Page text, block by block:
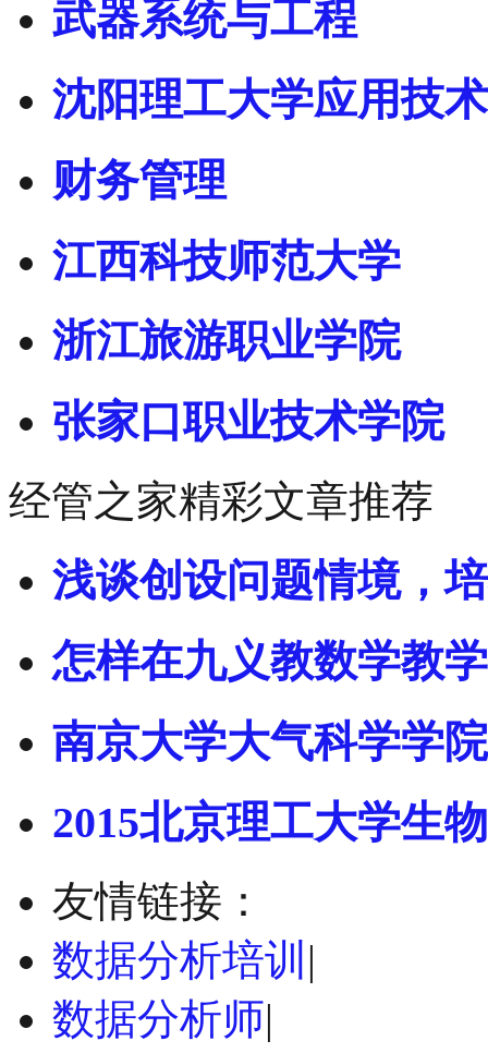
武器系统与工程
沈阳理工大学应用技
财务管理
江西科技师范大学
浙江旅游职业学院
张家口职业技术学院
经管之家精彩文章推荐
浅谈创设问题情境，
怎样在九义教数学教
南京大学大气科学学
2015北京理工大学生物
友情链接：
数据分析培训 |
数据分析师|